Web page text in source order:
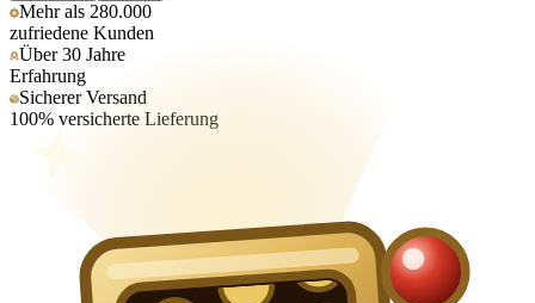
Mehr als 280.000
zufriedene Kunden
Über 30 Jahre
Erfahrung
Sicherer Versand
100% versicherte Lieferung